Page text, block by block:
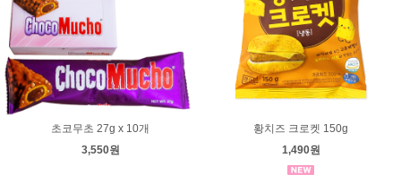
초코무초 27g x 10개
3,550원
황치즈 크로켓 150g
1,490원